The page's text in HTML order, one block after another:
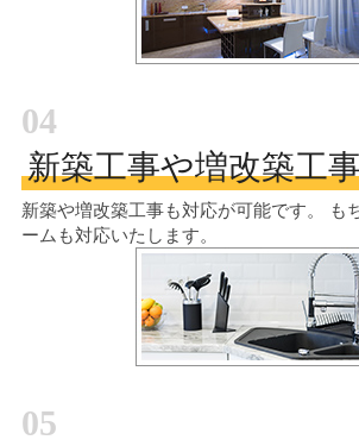
04
新築工事や増改築工
新築や増改築工事も対応が可能です。
も
ームも対応いたします。
05